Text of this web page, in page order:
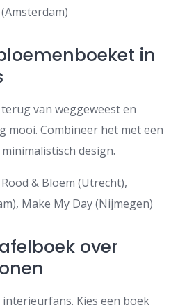
in
van weggeweest en
mooi. Combineer het met een
design.
Rood & Bloem (Utrecht),
Make My Day (Nijmegen)
over
Kies een boek